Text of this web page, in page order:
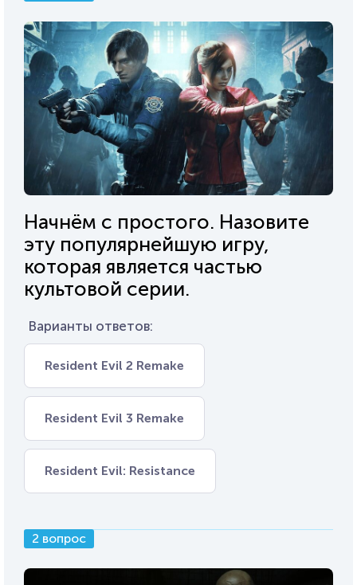
Начнём с простого. Назовите
эту популярнейшую игру,
которая является частью
культовой серии.
Варианты ответов:
Resident Evil 2 Remake
Resident Evil 3 Remake
Resident Evil: Resistance
2 вопрос